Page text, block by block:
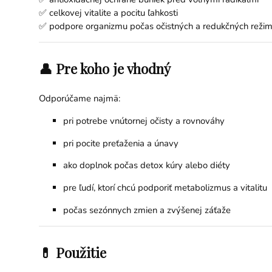
✅ celkovej vitalite a pocitu ľahkosti
✅ podpore organizmu počas očistných a redukčných
👤 Pre koho je vhodný
Odporúčame najmä:
pri potrebe vnútornej očisty a rovnováhy
pri pocite preťaženia a únavy
ako doplnok počas detox kúry alebo diéty
pre ľudí, ktorí chcú podporiť metabolizmus a vitalitu
počas sezónnych zmien a zvýšenej záťaže
💊 Použitie